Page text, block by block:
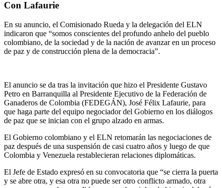
Con Lafaurie
En su anuncio, el Comisionado Rueda y la delegación del ELN
indicaron que “somos conscientes del profundo anhelo del pueblo
colombiano, de la sociedad y de la nación de avanzar en un proceso
de paz y de construcción plena de la democracia”.
El anuncio se da tras la invitación que hizo el Presidente Gustavo
Petro en Barranquilla al Presidente Ejecutivo de la Federación de
Ganaderos de Colombia (FEDEGÁN), José Félix Lafaurie, para
que haga parte del equipo negociador del Gobierno en los diálogos
de paz que se inician con el grupo alzado en armas.
El Gobierno colombiano y el ELN retomarán las negociaciones de
paz después de una suspensión de casi cuatro años y luego de que
Colombia y Venezuela restablecieran relaciones diplomáticas.
El Jefe de Estado expresó en su convocatoria que “se cierra la puerta
y se abre otra, y esa otra no puede ser otro conflicto armado, otra